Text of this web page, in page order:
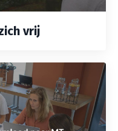
vrij